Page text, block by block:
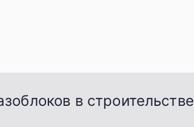
в строительстве